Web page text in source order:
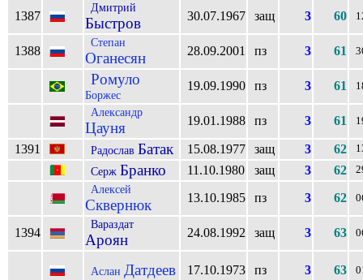
1387
Дмитрий
Быстров 30.07.1967 защ 3 60
1388
Степан
Оганесян 28.09.2001 пз 3 61
Ромуло
Боржес
19.09.1990 пз 3 61
Александр
Цауня 19.01.1988 пз 3 61
1391 Радослав Батак 15.08.1977 защ 3 62
Серж Бранко 11.10.1980 защ 3 62
Алексей
Сквернюк 13.10.1985 пз 3 62
1394
Вараздат
Ароян 24.08.1992 защ 3 63
Аслан Датдеев 17.10.1973 пз 3 63